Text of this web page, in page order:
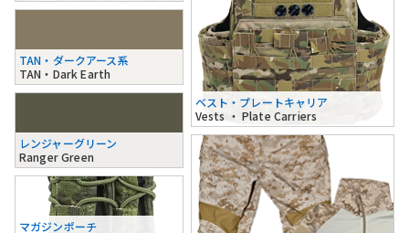
TAN・ダークアース系
TAN・Dark Earth
レンジャーグリーン
Ranger Green
ベスト・プレートキャリア
Vests ・ Plate Carriers
マガジンポーチ